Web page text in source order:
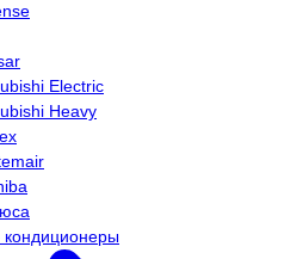
Electric
Heavy